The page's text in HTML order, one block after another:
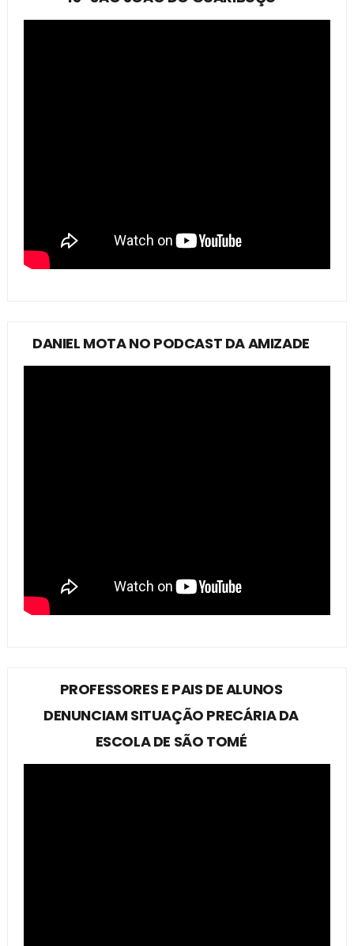
DANIEL MOTA NO PODCAST DA AMIZADE
PROFESSORES E PAIS DE ALUNOS
DENUNCIAM SITUAÇÃO PRECÁRIA DA
ESCOLA DE SÃO TOMÉ